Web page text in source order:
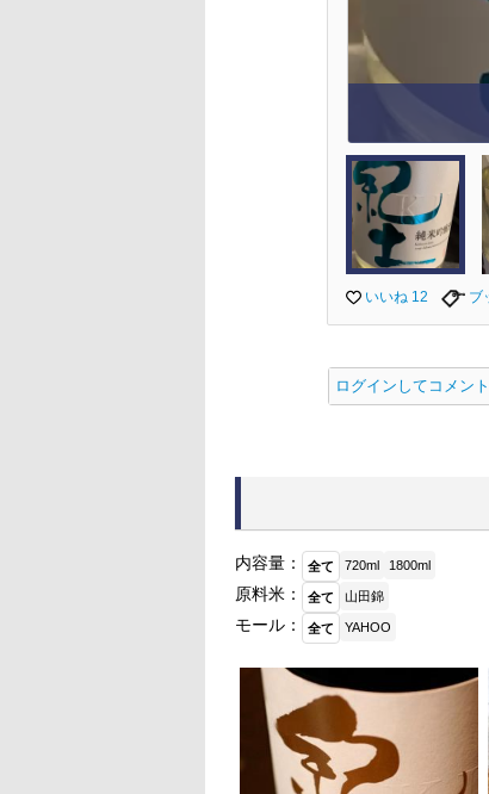
いいね 12 ブ
ログインしてコメン
内容量： 全て 720ml 1800ml
原料米： 全て 山田錦
モール： 全て YAHOO